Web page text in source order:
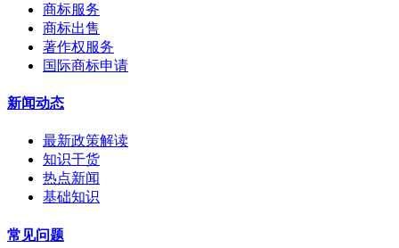
商标服务
商标出售
著作权服务
国际商标申请
新闻动态
最新政策解读
知识干货
热点新闻
基础知识
常见问题